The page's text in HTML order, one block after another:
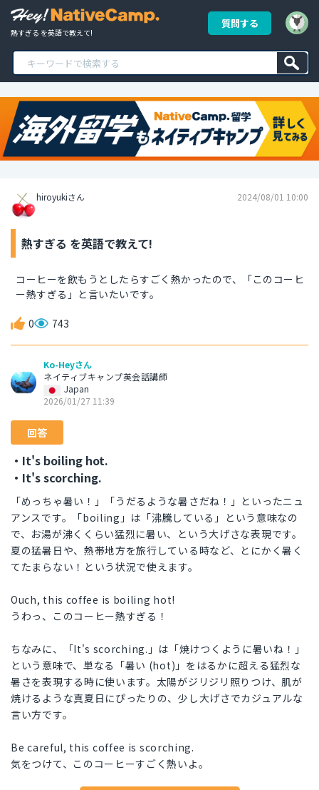
熱すぎる を英語で教えて!
質問する
hiroyukiさん 2024/08/01 10:00
熱すぎる を英語で教えて!
コーヒーを飲もうとしたらすごく熱かったので、「このコーヒ
ー熱すぎる」と言いたいです。
0 743
Ko-Heyさん
ネイティブキャンプ英会話講師
Japan
2026/01/27 11:39
回答
・It's boiling hot.
・It's scorching.
「めっちゃ暑い！」「うだるような暑さだね！」といったニュ
アンスです。「boiling」は「沸騰している」という意味なの
で、お湯が沸くくらい猛烈に暑い、という大げさな表現です。
夏の猛暑日や、熱帯地方を旅行している時など、とにかく暑く
てたまらない！という状況で使えます。
Ouch, this coffee is boiling hot!
うわっ、このコーヒー熱すぎる！
ちなみに、「It's scorching.」は「焼けつくように暑いね！」
という意味で、単なる「暑い (hot)」をはるかに超える猛烈な
暑さを表現する時に使います。太陽がジリジリ照りつけ、肌が
焼けるような真夏日にぴったりの、少し大げさでカジュアルな
言い方です。
Be careful, this coffee is scorching.
気をつけて、このコーヒーすごく熱いよ。